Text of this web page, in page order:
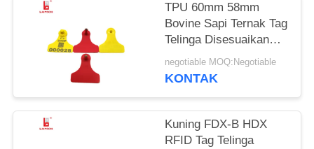
TPU 60mm 58mm
Bovine Sapi Ternak Tag
Telinga Disesuaikan
Warna Tidak Beracun
negotiable MOQ:Negotiable
KONTAK
Kuning FDX-B HDX
RFID Tag Telinga